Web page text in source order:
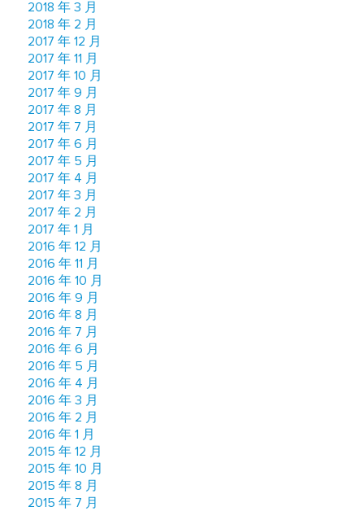
2018 年 3 月
2018 年 2 月
2017 年 12 月
2017 年 11 月
2017 年 10 月
2017 年 9 月
2017 年 8 月
2017 年 7 月
2017 年 6 月
2017 年 5 月
2017 年 4 月
2017 年 3 月
2017 年 2 月
2017 年 1 月
2016 年 12 月
2016 年 11 月
2016 年 10 月
2016 年 9 月
2016 年 8 月
2016 年 7 月
2016 年 6 月
2016 年 5 月
2016 年 4 月
2016 年 3 月
2016 年 2 月
2016 年 1 月
2015 年 12 月
2015 年 10 月
2015 年 8 月
2015 年 7 月